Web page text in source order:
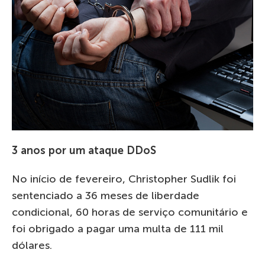
3 anos por um ataque DDoS
No início de fevereiro, Christopher Sudlik foi
sentenciado a 36 meses de liberdade
condicional, 60 horas de serviço comunitário e
foi obrigado a pagar uma multa de 111 mil
dólares.